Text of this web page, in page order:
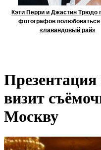
Кэти Перри и Джастин Трюдо
фотографов полюбоваться
«лавандовый рай»
визит
Москву